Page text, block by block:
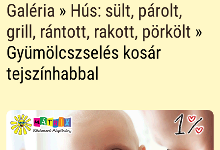
Galéria » Hús: sült, párolt,
grill, rántott, rakott, pörkölt »
Gyümölcszselés kosár
tejszínhabbal